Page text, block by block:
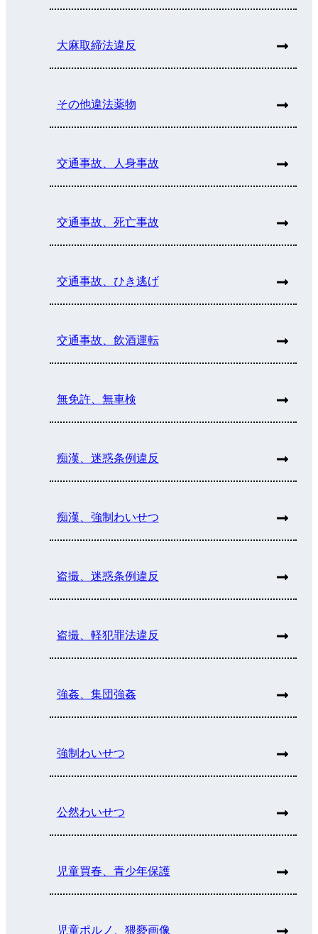
大麻取締法違反
その他違法薬物
交通事故、人身事故
交通事故、死亡事故
交通事故、ひき逃げ
交通事故、飲酒運転
無免許、無車検
痴漢、迷惑条例違反
痴漢、強制わいせつ
盗撮、迷惑条例違反
盗撮、軽犯罪法違反
強姦、集団強姦
強制わいせつ
公然わいせつ
児童買春、青少年保護
児童ポルノ、猥褻画像